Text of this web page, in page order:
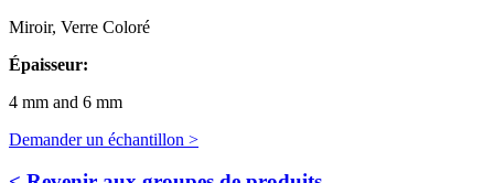
Miroir, Verre Coloré
Épaisseur:
4 mm and 6 mm
Demander un échantillon >